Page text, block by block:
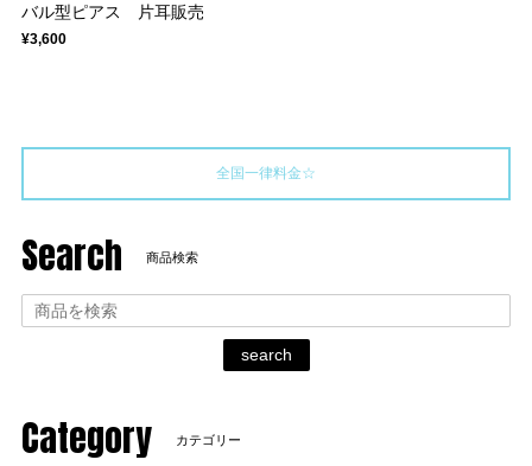
バル型ピアス 片耳販売
¥3,600
全国一律料金☆
Search 商品検索
search
Category カテゴリー